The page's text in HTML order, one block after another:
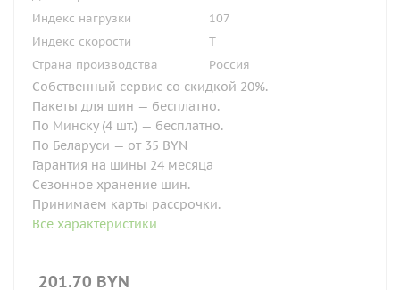
Индекс нагрузки
107
Индекс скорости
T
Страна производства
Россия
Собственный сервис со скидкой 20%.
Пакеты для шин — бесплатно.
По Минску (4 шт.) — бесплатно.
По Беларуси — от 35 BYN
Гарантия на шины 24 месяца
Сезонное хранение шин.
Принимаем карты рассрочки.
Все характеристики
201.70 BYN